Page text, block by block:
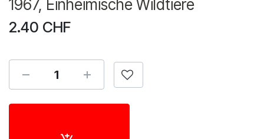
1967, Einheimische Wildtiere
2.40 CHF